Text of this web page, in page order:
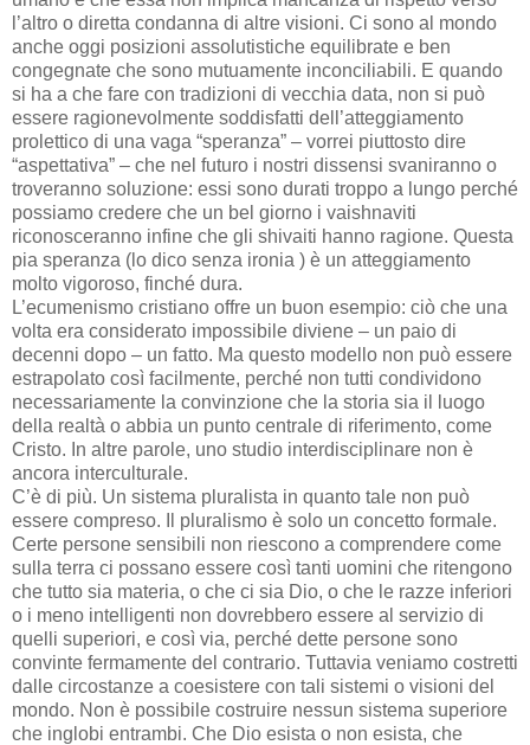
l’altro o diretta condanna di altre visioni. Ci sono al mondo
anche oggi posizioni assolutistiche equilibrate e ben
congegnate che sono mutuamente inconciliabili. E quando
si ha a che fare con tradizioni di vecchia data, non si può
essere ragionevolmente soddisfatti dell’atteggiamento
prolettico di una vaga “speranza” – vorrei piuttosto dire
“aspettativa” – che nel futuro i nostri dissensi svaniranno o
troveranno soluzione: essi sono durati troppo a lungo perché
possiamo credere che un bel giorno i vaishnaviti
riconosceranno infine che gli shivaiti hanno ragione. Questa
pia speranza (lo dico senza ironia ) è un atteggiamento
molto vigoroso, finché dura.
L’ecumenismo cristiano offre un buon esempio: ciò che una
volta era considerato impossibile diviene – un paio di
decenni dopo – un fatto. Ma questo modello non può essere
estrapolato così facilmente, perché non tutti condividono
necessariamente la convinzione che la storia sia il luogo
della realtà o abbia un punto centrale di riferimento, come
Cristo. In altre parole, uno studio interdisciplinare non è
ancora interculturale.
C’è di più. Un sistema pluralista in quanto tale non può
essere compreso. Il pluralismo è solo un concetto formale.
Certe persone sensibili non riescono a comprendere come
sulla terra ci possano essere così tanti uomini che ritengono
che tutto sia materia, o che ci sia Dio, o che le razze inferiori
o i meno intelligenti non dovrebbero essere al servizio di
quelli superiori, e così via, perché dette persone sono
convinte fermamente del contrario. Tuttavia veniamo costretti
dalle circostanze a coesistere con tali sistemi o visioni del
mondo. Non è possibile costruire nessun sistema superiore
che inglobi entrambi. Che Dio esista o non esista, che